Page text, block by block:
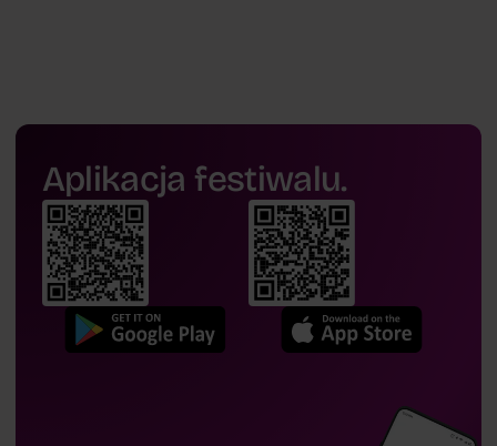
Anna Sobieraj-Kozakiewicz
Aplikacja festiwalu.